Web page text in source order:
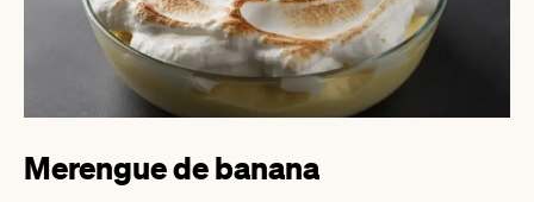
Merengue de banana